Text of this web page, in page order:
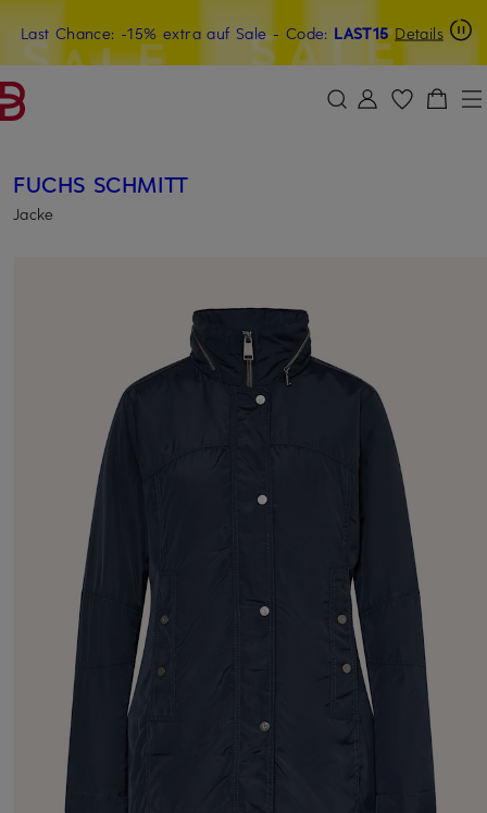
ZUM HAUPTINHALT ÜBERSPRINGEN ZUM SUCHFELD ÜBERSPRINGEN
Last Chance: -15% extra auf Sale- Code: LAST15 Details
15€-Willkommensgutschein mit Beyond sichern
FUCHS SCHMITT
Jacke